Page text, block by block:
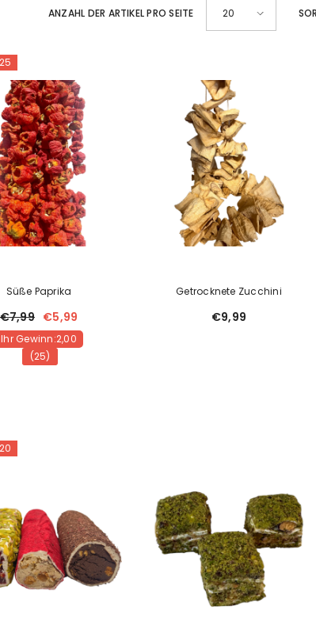
ANZAHL DER ARTIKEL PRO SEITE 20
Süße Paprika
€7,99 €5,99
Ihr Gewinn:2,00
(25)
Getrocknete Zucchini
€9,99